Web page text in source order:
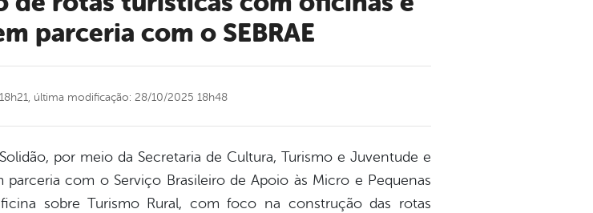
parceria com o SEBRAE
última modificação: 28/10/2025 18h48
por meio da Secretaria de Cultura, Turismo e Juventude e
com o Serviço Brasileiro de Apoio às Micro e Pequenas
sobre Turismo Rural, com foco na construção das rotas